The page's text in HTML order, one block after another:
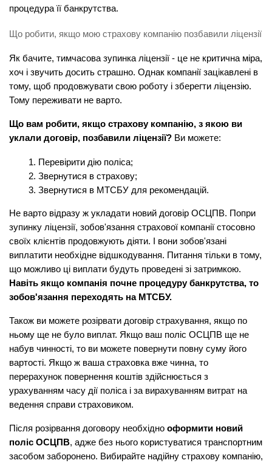
процедура її банкрутства.
Що робити, якщо мою страхову компанію позбавили ліцензії
Як бачите, тимчасова зупинка ліцензії - це не критична міра,
хоч і звучить досить страшно. Однак компанії зацікавлені в
тому, щоб продовжувати свою роботу і зберегти ліцензію.
Тому переживати не варто.
Що вам робити, якщо страхову компанію, з якою ви
уклали договір, позбавили ліцензії? Ви можете:
Перевірити дію поліса;
Звернутися в страхову;
Звернутися в МТСБУ для рекомендацій.
Не варто відразу ж укладати новий договір ОСЦПВ. Попри
зупинку ліцензії, зобов'язання страхової компанії стосовно
своїх клієнтів продовжують діяти. І вони зобов'язані
виплатити необхідне відшкодування. Питання тільки в тому,
Навіть якщо компанія почне процедуру банкрутства, то
зобов'язання переходять на МТСБУ.
Також ви можете розірвати договір страхування, якщо по
ньому ще не було виплат. Якщо ваш поліс ОСЦПВ ще не
набув чинності, то ви можете повернути повну суму його
вартості. Якщо ж ваша страховка вже чинна, то
перерахунок повернення коштів здійснюється з
урахуванням часу дії поліса і за вирахуванням витрат на
ведення справи страховиком.
Після розірвання договору необхідно оформити новий
поліс ОСЦПВ, адже без нього користуватися транспортним
засобом заборонено. Вибирайте надійну страхову компанію,